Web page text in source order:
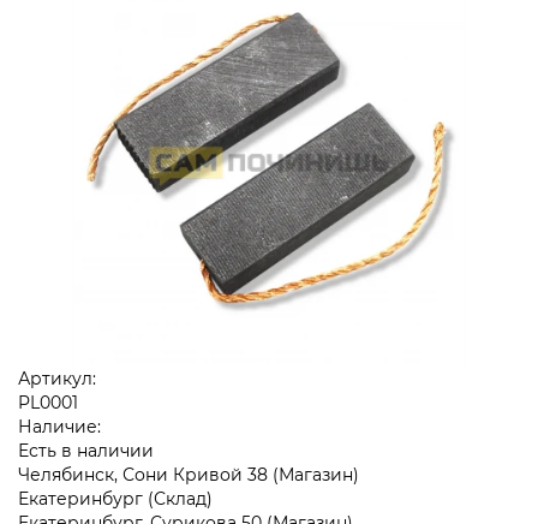
Артикул:
PL0001
Наличие:
Есть в наличии
Челябинск, Сони Кривой 38 (Магазин)
Екатеринбург (Склад)